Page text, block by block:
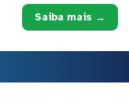
Saiba mais →